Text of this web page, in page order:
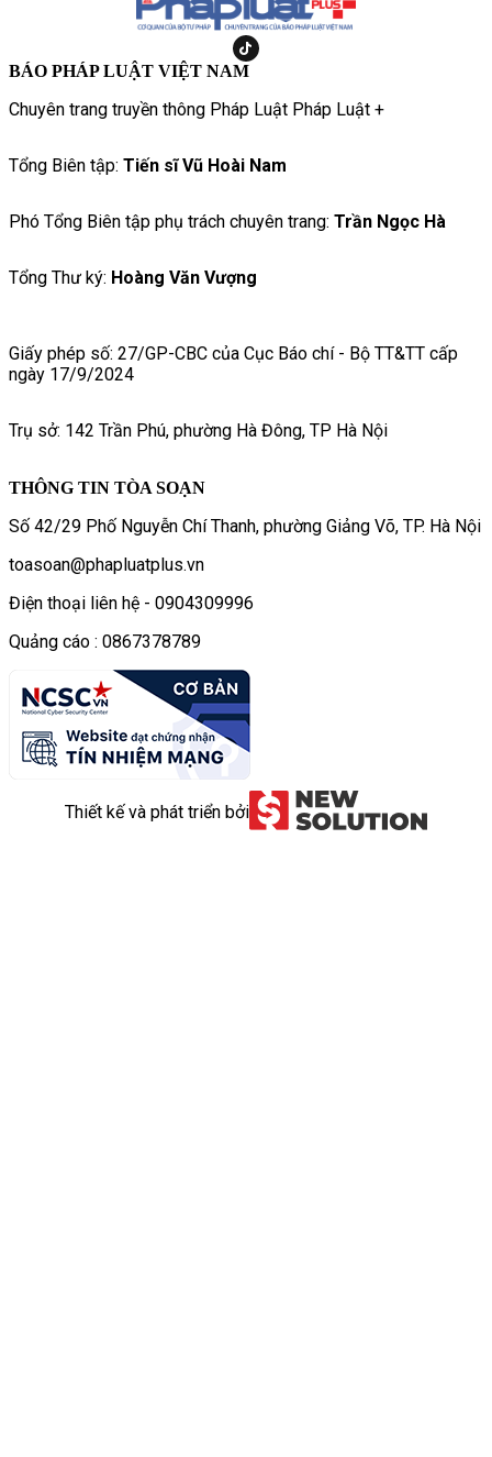
BÁO PHÁP LUẬT VIỆT NAM
Chuyên trang truyền thông Pháp Luật Pháp Luật +
Tổng Biên tập: Tiến sĩ Vũ Hoài Nam
Phó Tổng Biên tập phụ trách chuyên trang: Trần Ngọc Hà
Tổng Thư ký: Hoàng Văn Vượng
Giấy phép số: 27/GP-CBC của Cục Báo chí - Bộ TT&TT cấp
ngày 17/9/2024
Trụ sở: 142 Trần Phú, phường Hà Đông, TP Hà Nội
THÔNG TIN TÒA SOẠN
Số 42/29 Phố Nguyễn Chí Thanh, phường Giảng Võ, TP. Hà Nội
toasoan@phapluatplus.vn
Điện thoại liên hệ - 0904309996
Quảng cáo : 0867378789
Thiết kế và phát triển bởi